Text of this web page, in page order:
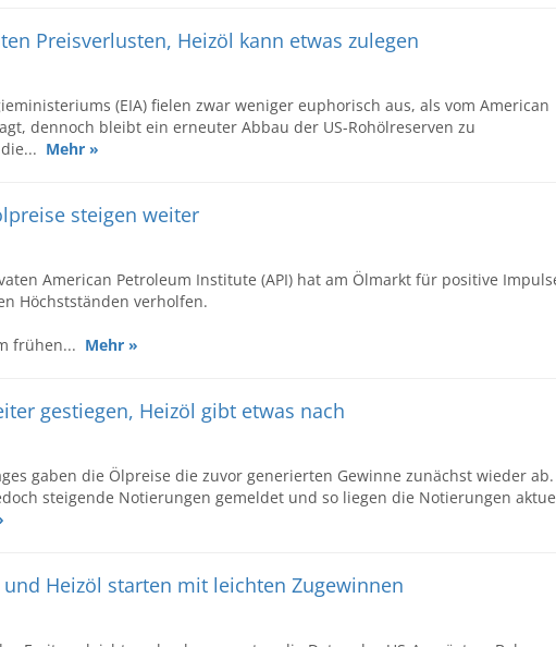
Preisverlusten, Heizöl kann etwas zulegen
(EIA) fielen zwar weniger euphorisch aus, als vom American
dennoch bleibt ein erneuter Abbau der US-Rohölreserven zu
Mehr »
steigen weiter
American Petroleum Institute (API) hat am Ölmarkt für positive
Höchstständen verholfen.
frühen... Mehr »
gestiegen, Heizöl gibt etwas nach
gaben die Ölpreise die zuvor generierten Gewinne zunächst wieder ab.
steigende Notierungen gemeldet und so liegen die Notierungen
Heizöl starten mit leichten Zugewinnen